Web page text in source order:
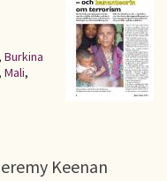
, Burkina
Mali,
Keenan